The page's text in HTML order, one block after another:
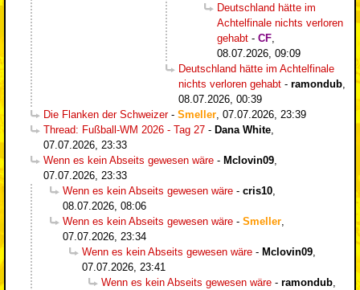
Deutschland hätte im
Achtelfinale nichts verloren
gehabt - CF
08.07.2026, 09:09
Deutschland hätte im Achtelfinale
nichts verloren gehabt - ramondub
08.07.2026, 00:39
Die Flanken der Schweizer- Smeller 07.07.2026, 23:39
Thread: Fußball-WM 2026 - Tag 27 - Dana White
07.07.2026, 23:33
Wenn es kein Abseits gewesen wäre - Mclovin09
07.07.2026, 23:33
Wenn es kein Abseits gewesen wäre - cris10
08.07.2026, 08:06
Wenn es kein Abseits gewesen wäre - Smeller
07.07.2026, 23:34
Wenn es kein Abseits gewesen wäre - Mclovin09
07.07.2026, 23:41
Wenn es kein Abseits gewesen wäre - ramondub